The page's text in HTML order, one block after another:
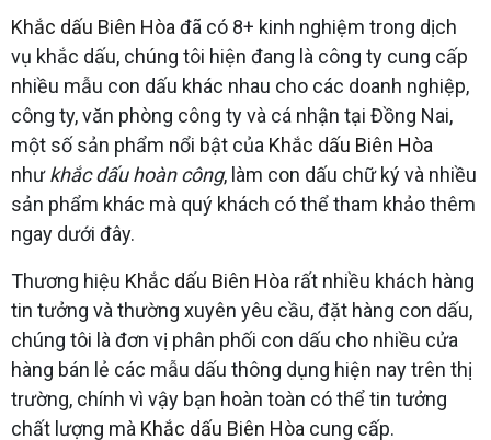
Khắc dấu Biên Hòa đã có 8+ kinh nghiệm trong dịch
vụ khắc dấu, chúng tôi hiện đang là công ty cung cấp
nhiều mẫu con dấu khác nhau cho các doanh nghiệp,
công ty, văn phòng công ty và cá nhận tại Đồng Nai,
một số sản phẩm nổi bật của Khắc dấu Biên Hòa
nhưkhắc dấu hoàn công, làm con dấu chữ ký và nhiều
sản phẩm khác mà quý khách có thể tham khảo thêm
ngay dưới đây.
Thương hiệu Khắc dấu Biên Hòa rất nhiều khách hàng
tin tưởng và thường xuyên yêu cầu, đặt hàng con dấu,
chúng tôi là đơn vị phân phối con dấu cho nhiều cửa
hàng bán lẻ các mẫu dấu thông dụng hiện nay trên thị
trường, chính vì vậy bạn hoàn toàn có thể tin tưởng
chất lượng mà Khắc dấu Biên Hòa cung cấp.